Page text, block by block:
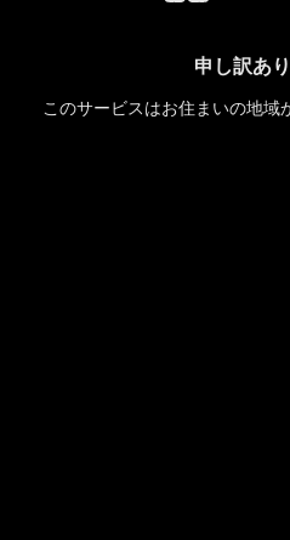
申し訳あ
このサービスはお住まいの地域